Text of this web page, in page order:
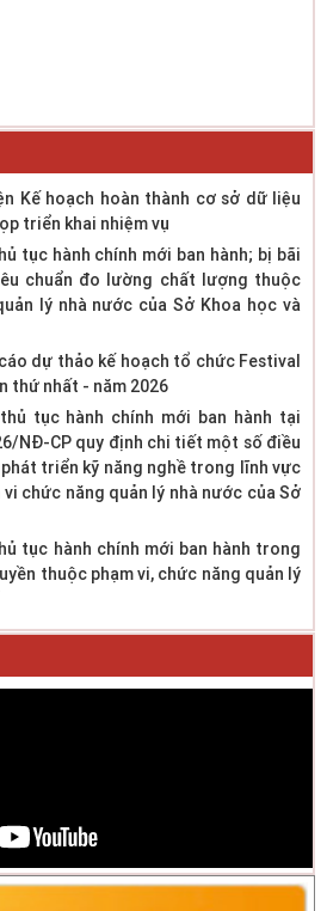
Kế hoạch hoàn thành cơ sở dữ liệu
triển khai nhiệm vụ
tục hành chính mới ban hành; bị bãi
chuẩn đo lường chất lượng thuộc
lý nhà nước của Sở Khoa học và
dự thảo kế hoạch tổ chức Festival
thứ nhất - năm 2026
tục hành chính mới ban hành tại
NĐ-CP quy định chi tiết một số điều
triển kỹ năng nghề trong lĩnh vực
chức năng quản lý nhà nước của Sở
tục hành chính mới ban hành trong
thuộc phạm vi, chức năng quản lý